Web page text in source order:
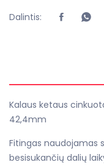
Dalintis:
Kalaus ketaus
42,4mm
Fitingas naudojamas
besisukančių dalių